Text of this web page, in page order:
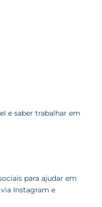
e saber trabalhar em
para ajudar em
Instagram e